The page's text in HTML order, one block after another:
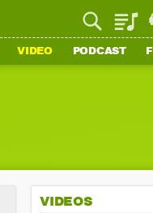
VIDEO PODCAST
VIDEOS